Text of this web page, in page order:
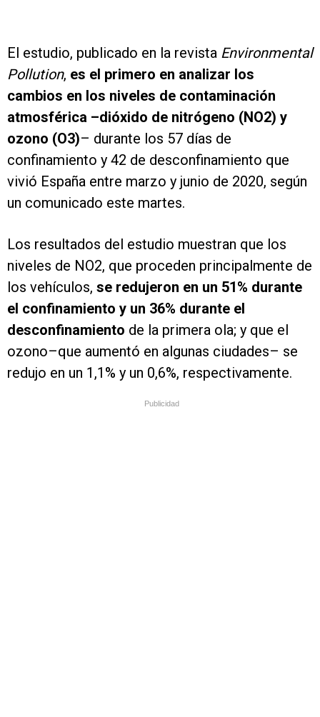
El estudio, publicado en la revista Environmental
Pollution, es el primero en analizar los
cambios en los niveles de contaminación
atmosférica –dióxido de nitrógeno (NO2) y
ozono (O3)– durante los 57 días de
confinamiento y 42 de desconfinamiento que
vivió España entre marzo y junio de 2020, según
un comunicado este martes.
Los resultados del estudio muestran que los
niveles de NO2, que proceden principalmente de
los vehículos, se redujeron en un 51% durante
el confinamiento y un 36% durante el
desconfinamiento de la primera ola; y que el
ozono–que aumentó en algunas ciudades– se
redujo en un 1,1% y un 0,6%, respectivamente.
Publicidad